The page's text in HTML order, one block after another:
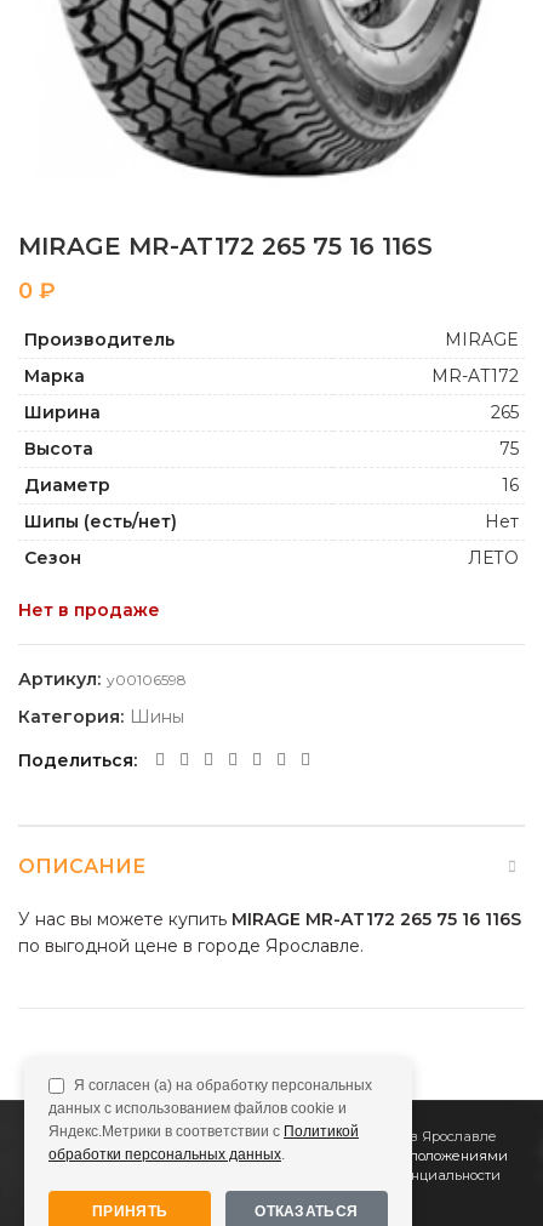
MIRAGE MR-AT172 265 75 16 116S
₽
Производитель
MIRAGE
Марка
MR-AT172
Ширина
265
Высота
75
Диаметр
16
Шипы (есть/нет)
Нет
Сезон
ЛЕТО
Нет в продаже
Артикул: y00106598
Категория: Шины
Поделиться
ОПИСАНИЕ
У нас вы можете купить MIRAGE MR-AT172 265 75 16 116S
по выгодной цене в городе Ярославле.
2011Все Колёса Интернет-магазин шин и дисков в Ярославле
Сайт не является публичной офертой, определяемой положениями
Политике конфиденциальности
Я согласен (а) на обработку персональных
данных с использованием файлов cookie и
Яндекс.Метрики в соответствии с Политикой
обработки персональных данных.
ПРИНЯТЬ ОТКАЗАТЬСЯ